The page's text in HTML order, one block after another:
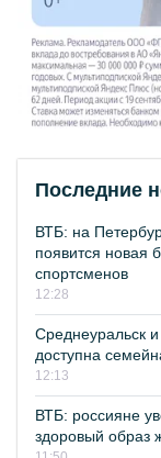
Последние
ВТБ: на
появится новая
спортсменов
12:28
Среднеуральск
доступна
12:13
ВТБ: россияне
здоровый образ